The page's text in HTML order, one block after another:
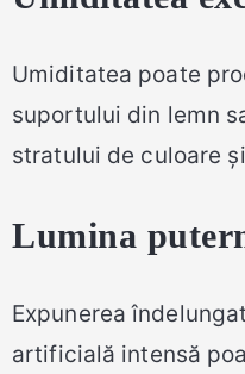
Umiditatea poate
suportului din lemn
stratului de culoare
Lumina
Expunerea
artificială intensă